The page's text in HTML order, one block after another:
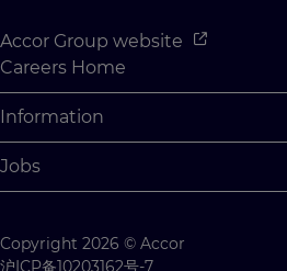
Accor Group website
Careers Home
Why Join Accor
Student Opportunities
Student Challenges
Information
Cookie Settings
Contact us
Jobs
Copyright 2026 © Accor
沪ICP备10203162号-7